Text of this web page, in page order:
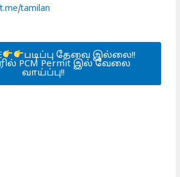
tamilan
படிப்பு தேவை இல்லை!!
PCM Permit இல் வேலை
வாய்ப்பு!!